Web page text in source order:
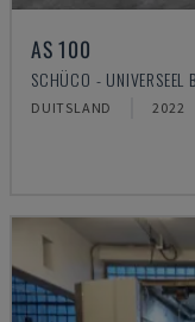
AS 100
SCHÜCO - UNIVERSEEL
DUITSLAND 2022